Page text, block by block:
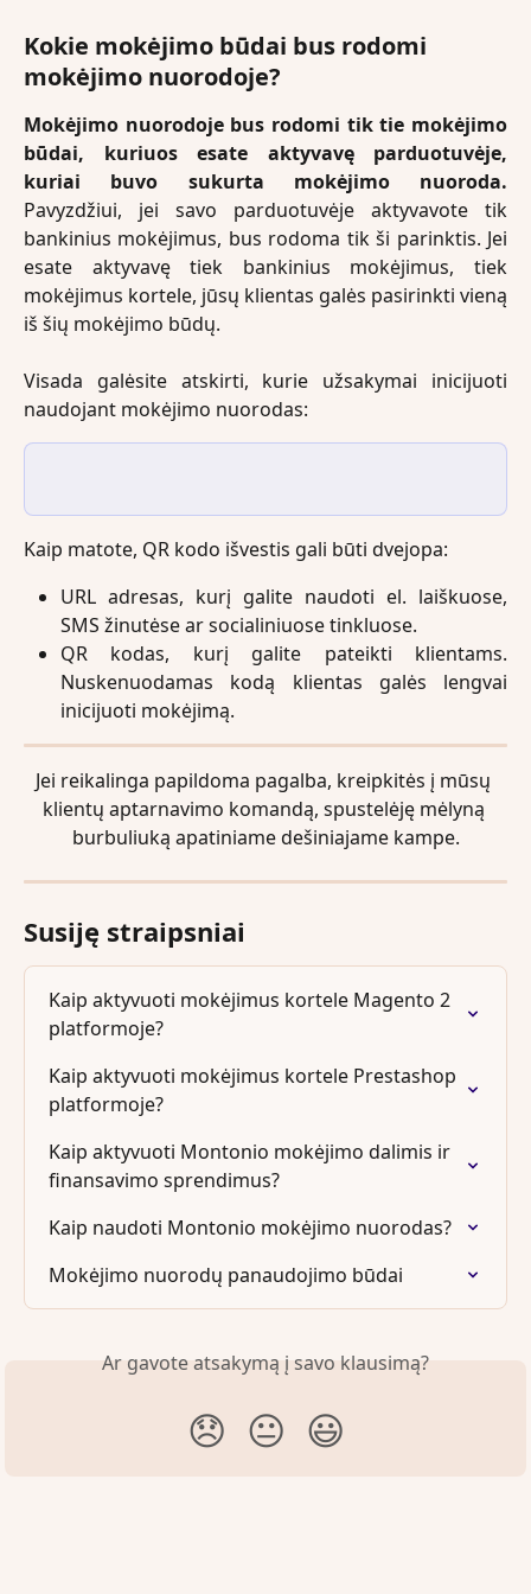
Kokie mokėjimo būdai bus rodomi
mokėjimo nuorodoje?
Mokėjimo nuorodoje bus rodomi tik tie mokėjimo
būdai, kuriuos esate aktyvavę parduotuvėje,
kuriai buvo sukurta mokėjimo nuoroda.
Pavyzdžiui, jei savo parduotuvėje aktyvavote tik
bankinius mokėjimus, bus rodoma tik ši parinktis. Jei
esate aktyvavę tiek bankinius mokėjimus, tiek
mokėjimus kortele, jūsų klientas galės pasirinkti vieną
iš šių mokėjimo būdų.
Visada galėsite atskirti, kurie užsakymai inicijuoti
naudojant mokėjimo nuorodas:
Kaip matote, QR kodo išvestis gali būti dvejopa:
URL adresas, kurį galite naudoti el. laiškuose,
SMS žinutėse ar socialiniuose tinkluose.
QR kodas, kurį galite pateikti klientams.
Nuskenuodamas kodą klientas galės lengvai
inicijuoti mokėjimą.
Jei reikalinga papildoma pagalba, kreipkitės į mūsų
klientų aptarnavimo komandą, spustelėję mėlyną
burbuliuką apatiniame dešiniajame kampe.
Susiję straipsniai
Kaip aktyvuoti mokėjimus kortele Magento 2
platformoje?
Kaip aktyvuoti mokėjimus kortele Prestashop
platformoje?
Kaip aktyvuoti Montonio mokėjimo dalimis ir
finansavimo sprendimus?
Kaip naudoti Montonio mokėjimo nuorodas?
Mokėjimo nuorodų panaudojimo būdai
Ar gavote atsakymą į savo klausimą?
😞 😐 😃